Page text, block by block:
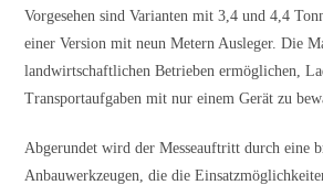
Vorgesehen sind Varianten mit 3,4 und 4,4
einer Version mit neun Metern Ausleger. Die
landwirtschaftlichen Betrieben ermöglichen,
Transportaufgaben mit nur einem Gerät zu
Abgerundet wird der Messeauftritt durch eine
Anbauwerkzeugen, die die